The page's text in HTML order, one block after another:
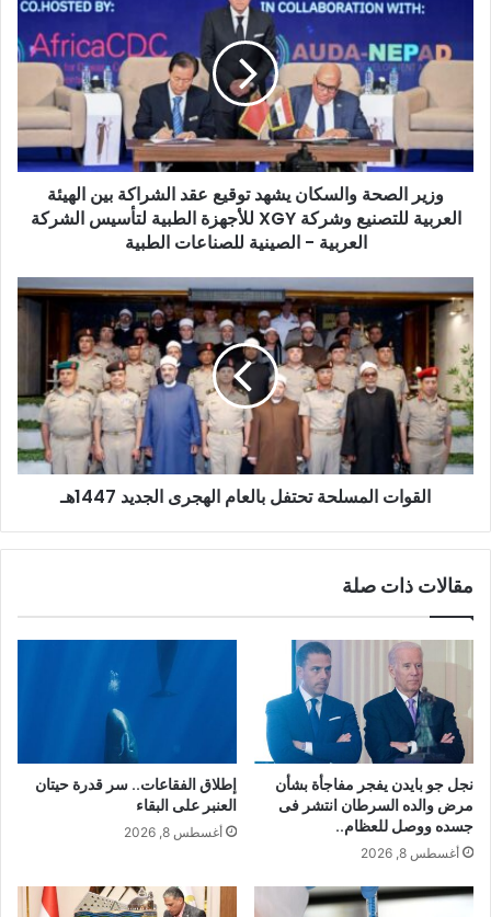
ك
ت
ر
وزير الصحة والسكان يشهد توقيع عقد الشراكة بين الهيئة
العربية للتصنيع وشركة XGY للأجهزة الطبية لتأسيس الشركة
العربية - الصينية للصناعات الطبية
القوات المسلحة تحتفل بالعام الهجرى الجديد 1447هـ
مقالات ذات صلة
نجل جو بايدن يفجر مفاجأة بشأن
مرض والده السرطان انتشر فى
جسده ووصل للعظام..
أغسطس 8, 2026
إطلاق الفقاعات.. سر قدرة حيتان
العنبر على البقاء
أغسطس 8, 2026